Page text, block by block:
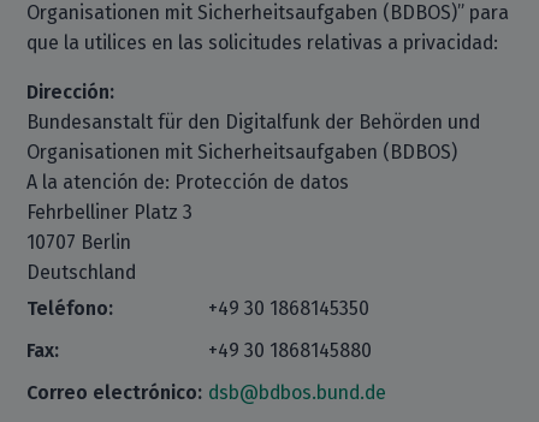
Organisationen mit Sicherheitsaufgaben (BDBOS)” para
que la utilices en las solicitudes relativas a privacidad:
Dirección:
Bundesanstalt für den Digitalfunk der Behörden und
Organisationen mit Sicherheitsaufgaben (BDBOS)
A la atención de: Protección de datos
Fehrbelliner Platz 3
10707 Berlin
Deutschland
Teléfono:
+49 30 1868145350
Fax:
+49 30 1868145880
Correo electrónico: dsb@bdbos.bund.de